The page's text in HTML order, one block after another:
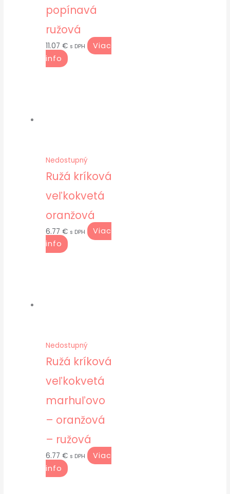
popínavá
ružová
11.07€ s DPH
Viac
info
Nedostupný
Ružá kríková
veľkokvetá
oranžová
6.77€ s DPH
Viac
info
Nedostupný
Ružá kríková
veľkokvetá
marhuľovo
– oranžová
– ružová
6.77€ s DPH
Viac
info